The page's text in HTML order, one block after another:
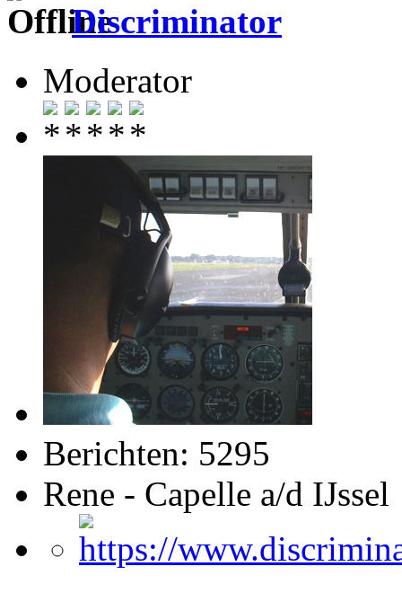
Discriminator
Moderator
Berichten: 5295
Rene - Capelle a/d IJssel